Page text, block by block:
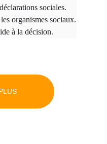
sociales.
organismes sociaux.
à la décision.